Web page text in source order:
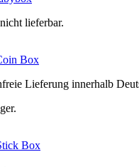
lieferbar.
Box
Lieferung innerhalb
Box